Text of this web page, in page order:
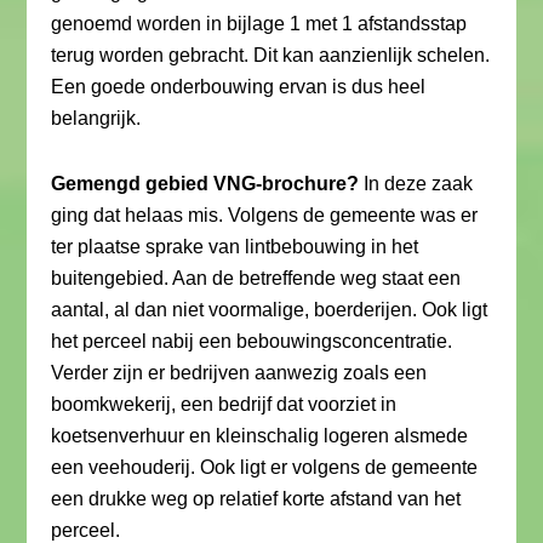
genoemd worden in bijlage 1 met 1 afstandsstap
terug worden gebracht. Dit kan aanzienlijk schelen.
Een goede onderbouwing ervan is dus heel
belangrijk.
Gemengd gebied VNG-brochure? In deze zaak
ging dat helaas mis. Volgens de gemeente was er
ter plaatse sprake van lintbebouwing in het
buitengebied. Aan de betreffende weg staat een
aantal, al dan niet voormalige, boerderijen. Ook ligt
het perceel nabij een bebouwingsconcentratie.
Verder zijn er bedrijven aanwezig zoals een
boomkwekerij, een bedrijf dat voorziet in
koetsenverhuur en kleinschalig logeren alsmede
een veehouderij. Ook ligt er volgens de gemeente
een drukke weg op relatief korte afstand van het
perceel.